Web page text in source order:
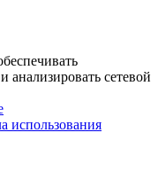
анализировать сетевой
использования